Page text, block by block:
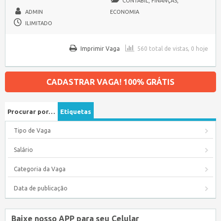
ADMIN
ECONOMIA
ILIMITADO
560 total de vistas, 0 hoje
Imprimir Vaga
CADASTRAR VAGA! 100% GRÁTIS
Procurar por… Etiquetas
Tipo de Vaga
Salário
Categoria da Vaga
Data de publicação
Baixe nosso APP para seu Celular